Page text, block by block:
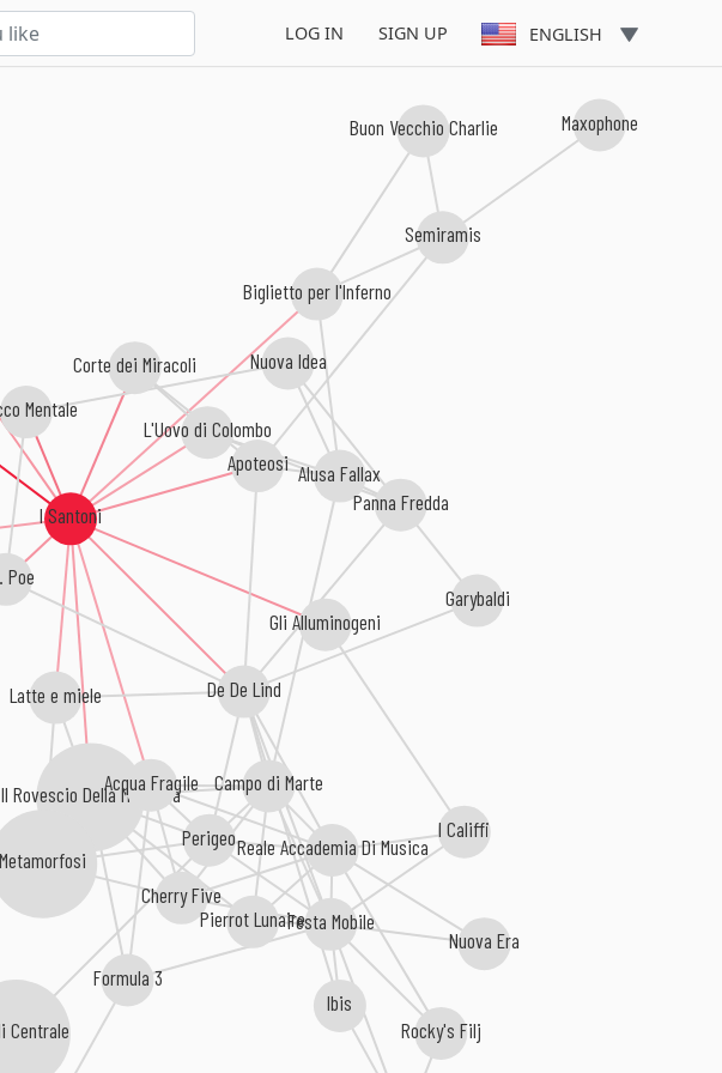
LOG IN SIGN UP ENGLISH
I Santoni
Mentale
Corte dei Miracoli
Gli Alluminogeni
Poe
Apoteosi
De De Lind
Il Rovescio Della Medaglia
L'Uovo di Colombo
Acqua Fragile
Biglietto per l'Inferno
Alusa Fallax
Metamorfosi
Festa Mobile
Reale Accademia Di Musica
Campo di Marte
Panna Fredda
Semiramis
I Califfi
Latte e miele
Maxophone
Nuova Idea
Rocky's Filj
Perigeo
Cherry Five
Nuova Era
Centrale
Pierrot Lunaire
Formula 3
Buon Vecchio Charlie
Ibis
Garybaldi